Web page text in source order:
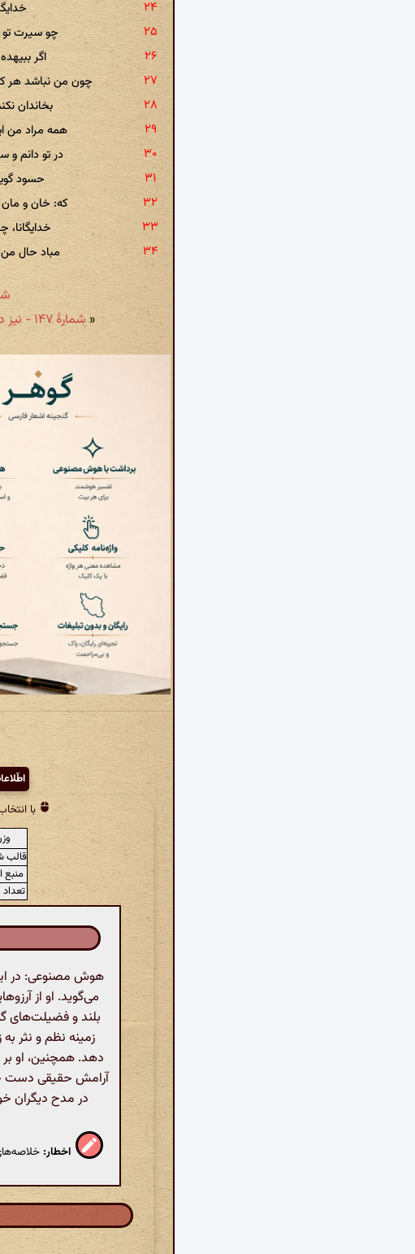
چو سیرت تو
اگر
چون من نباشد هر
بخاندان
همه مراد من
در تو دانم و
حسود
که: خان و مان
خدایگانا،
مباد حال
شمارهٔ ۱۴۹ -
« شمارهٔ ۱۴۷ - نیز در مدح اتسز: چه حیله سازم ؟ کز من گسست یار سلام
با
قالب
منبع
تعداد
هوش مصنوعی: در
می‌گوید. او از
بلند و فضیلت‌های
زمینه نظم و نثر
دهد. همچنین، او
آرامش حقیقی دست
در مدح دیگران
اخطار: